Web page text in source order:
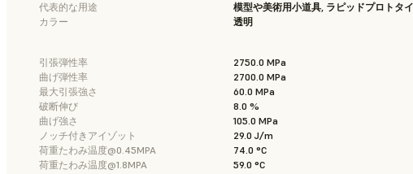
代表的な用途
模型や美術用小道具, ラピッドプロトタ
カラー
透明
引張弾性率
2750.0 MPa
曲げ弾性率
2700.0 MPa
最大引張強さ
60.0 MPa
破断伸び
8.0 %
曲げ強さ
105.0 MPa
ノッチ付きアイゾット
29.0 J/m
荷重たわみ温度@0.45MPA
74.0 °C
荷重たわみ温度@1.8MPA
59.0 °C